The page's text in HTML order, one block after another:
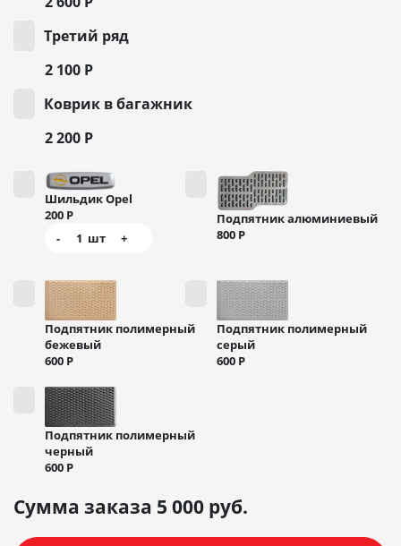
Третий ряд
2 100 Р
Коврик в багажник
2 200 Р
Шильдик Opel
200 Р
-
1 шт +
Подпятник алюминиевый
800 Р
Подпятник полимерный
бежевый
600 Р
Подпятник полимерный
серый
600 Р
Подпятник полимерный
черный
600 Р
Сумма заказа 5 000 руб.